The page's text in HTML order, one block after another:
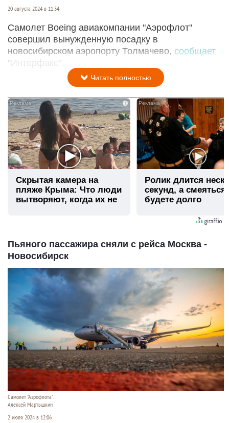
20 августа 2024 в 11:34
Самолет Boeing авиакомпании "Аэрофлот"
совершил вынужденную посадку в
новосибирском аэропорту Толмачево, сообщает
"Интерфакс".
Читать полностью
i
Скрытая камера на
пляже Крыма: Что люди
вытворяют, когда их не
Ролик длится
секунд, а
будете долго
Пьяного пассажира сняли с рейса Москва -
Новосибирск
Самолет "Аэрофлота".
Алексей Мартышкин
2 июля 2024 в 12:06